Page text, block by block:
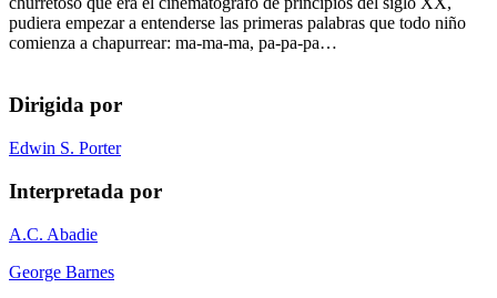
pudiera empezar a entenderse las primeras palabras que todo niño
comienza a chapurrear: ma-ma-ma, pa-pa-pa…
Dirigida por
Edwin S. Porter
Interpretada por
A.C. Abadie
George Barnes